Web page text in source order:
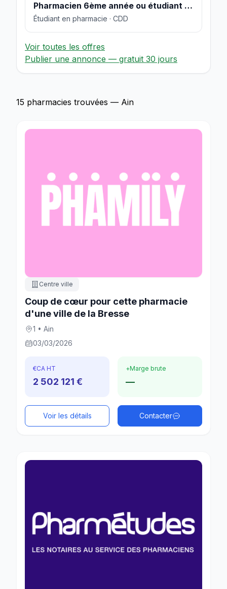
Pharmacien 6ème année ou étudiant en pharmacie
Étudiant en pharmacie · CDD
Voir toutes les offres
Publier une annonce — gratuit 30 jours
15 pharmacies trouvées — Ain
Centre ville
Coup de cœur pour cette pharmacie
d'une ville de la Bresse
1 • Ain
03/03/2026
€CA HT
2 502 121 €
+Marge brute
—
Voir les détails Contacter